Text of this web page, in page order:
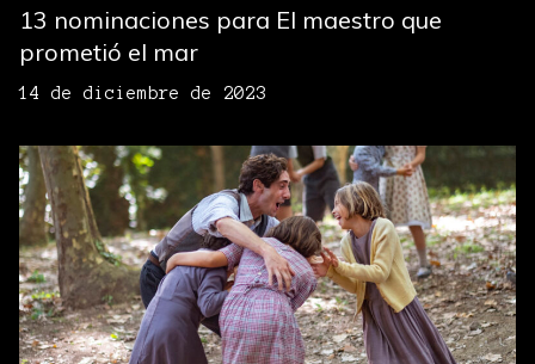
13 nominaciones para El maestro que
prometió el mar
14 de diciembre de 2023